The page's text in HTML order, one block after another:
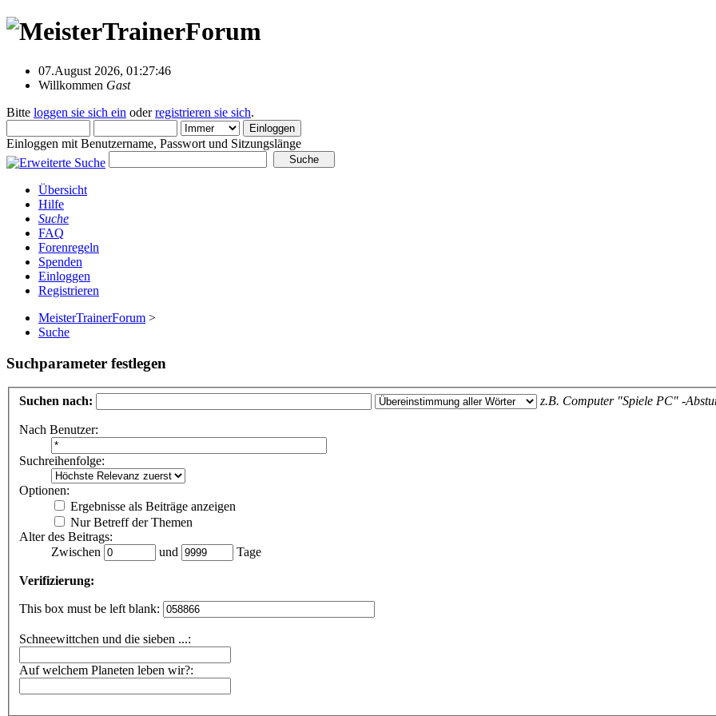
07.August 2026, 01:27:46
Willkommen Gast
Bitte loggen sie sich ein oderregistrieren sie sich.
Einloggen mit Benutzername, Passwort und Sitzungslänge
Übersicht
Hilfe
Suche
FAQ
Forenregeln
Spenden
Einloggen
Registrieren
MeisterTrainerForum >
Suche
Suchparameter festlegen
Suchen nach: z.B. Computer "Spiele PC" -
Nach Benutzer:
Suchreihenfolge:
Optionen:
Ergebnisse als Beiträge anzeigen
Nur Betreff der Themen
Alter des Beitrags:
Zwischen
und Tage
Verifizierung:
This box must be left blank:
Schneewittchen und die sieben ...:
Auf welchem Planeten leben wir?: